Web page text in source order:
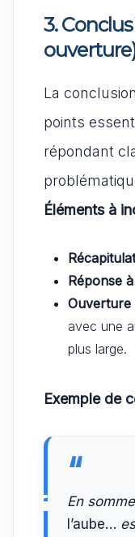
3.
La
points
répondant
Éléments à
Réponse
Ouverture
avec une
plus large.
Exemple de
En
l’aube…